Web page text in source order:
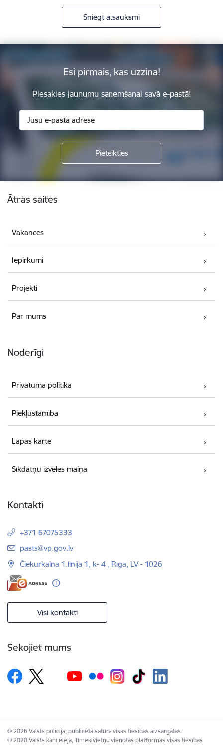
Sniegt atsauksmi
Esi pirmais, kas uzzina!
Piesakies jaunumu saņemšanai savā e-pastā!
Ātrās saites
Vakances
Iepirkumi
Projekti
Par mums
Noderīgi
Privātuma politika
Piekļūstamība
Lapas karte
Sīkdatņu izvēles maiņa
Kontakti
+371 67075333
E-pasts:
pasts@vp.gov.lv
Čiekurkalna 1.līnija 1, k- 4 , Rīga, LV - 1026
Visi kontakti
Sekojiet mums
© 2026 Valsts policija, publicētā satura visas tiesības aizsargātas.
© 2020 Valsts kanceleja, Tīmekļvietņu vienotās platformas visas tiesības